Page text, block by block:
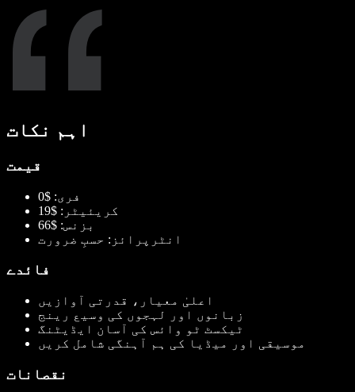
اہم نکات
قیمت
فری: $0
کریئیٹر: $19
بزنس: $66
انٹرپرائز: حسبِ ضرورت
فائدے
اعلیٰ معیار، قدرتی آوازیں
زبانوں اور لہجوں کی وسیع رینج
ٹیکسٹ ٹو وائس کی آسان ایڈیٹنگ
موسیقی اور میڈیا کی ہم آہنگی شامل کریں
نقصانات